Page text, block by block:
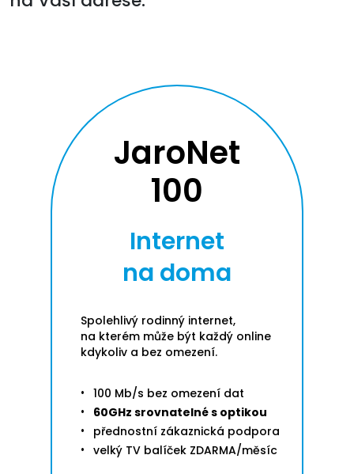
JaroNet
100
Internet
na doma
Spolehlivý rodinný internet,
na kterém může být každý online
kdykoliv a bez omezení.
100 Mb/s bez omezení dat
60GHz srovnatelné s optikou
přednostní zákaznická podpora
velký TV balíček ZDARMA/měsíc